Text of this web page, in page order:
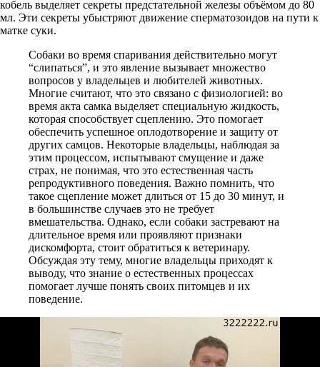
кобель выделяет секреты предстательной железы объёмом до 80
мл. Эти секреты убыстряют движение сперматозоидов на пути к
матке суки.
Собаки во время спаривания действительно могут
“слипаться”, и это явление вызывает множество
вопросов у владельцев и любителей животных.
Многие считают, что это связано с физиологией: во
время акта самка выделяет специальную жидкость,
которая способствует сцеплению. Это помогает
обеспечить успешное оплодотворение и защиту от
других самцов. Некоторые владельцы, наблюдая за
этим процессом, испытывают смущение и даже
страх, не понимая, что это естественная часть
репродуктивного поведения. Важно помнить, что
такое сцепление может длиться от 15 до 30 минут, и
в большинстве случаев это не требует
вмешательства. Однако, если собаки застревают на
длительное время или проявляют признаки
дискомфорта, стоит обратиться к ветеринару.
Обсуждая эту тему, многие владельцы приходят к
выводу, что знание о естественных процессах
помогает лучше понять своих питомцев и их
поведение.